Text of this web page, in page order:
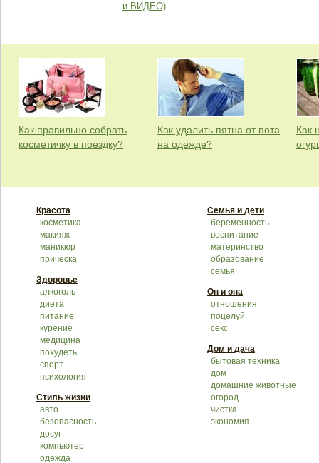
и ВИДЕО)
Как правильно собрать
косметичку в поездку?
Как удалить пятна от пота
на одежде?
Как
Красота
косметика
макияж
маникюр
прическа
Здоровье
алкоголь
диета
питание
курение
медицина
похудеть
спорт
психология
Стиль жизни
авто
безопасность
досуг
компьютер
одежда
Семья и дети
беременность
воспитание
материнство
образование
семья
Он и она
отношения
поцелуй
секс
Дом и дача
бытовая техника
дом
домашние животные
огород
чистка
экономия